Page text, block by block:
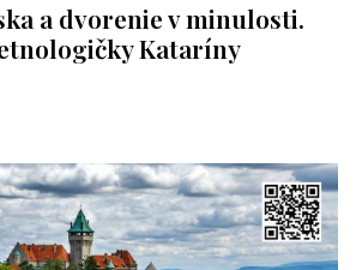
a dvorenie v minulosti.
Kataríny